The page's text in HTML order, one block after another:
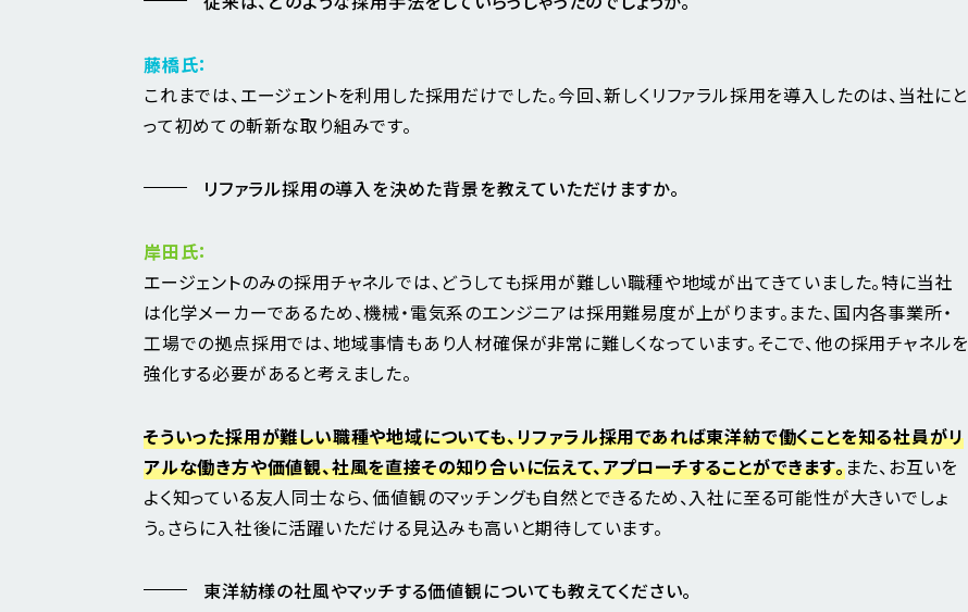
藤橋氏：
これまでは、エージェントを利用した採用だけでした。今回、新しくリファラル採用を導入したのは、当社にと
って初めての斬新な取り組みです。
リファラル採用の導入を決めた背景を教えていただけますか。
岸田氏：
エージェントのみの採用チャネルでは、どうしても採用が難しい職種や地域が出てきていました。特に当社
は化学メーカーであるため、機械・電気系のエンジニアは採用難易度が上がります。また、国内各事業所・
工場での拠点採用では、地域事情もあり人材確保が非常に難しくなっています。そこで、他の採用チャネルを
強化する必要があると考えました。
そういった採用が難しい職種や地域についても、リファラル採用であれば東洋紡で働くことを知る社員がリ
アルな働き方や価値観、社風を直接その知り合いに伝えて、アプローチすることができます。また、お互いを
よく知っている友人同士なら、価値観のマッチングも自然とできるため、入社に至る可能性が大きいでしょ
う。さらに入社後に活躍いただける見込みも高いと期待しています。
東洋紡様の社風やマッチする価値観についても教えてください。